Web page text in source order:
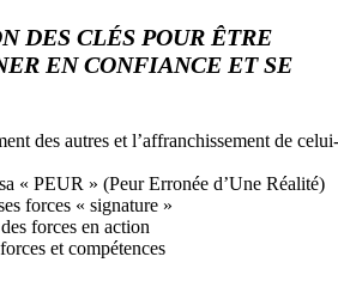
DES CLÉS POUR ÊTRE
EN CONFIANCE ET SE
des autres et l’affranchissement de celui-
« PEUR » (Peur Erronée d’Une Réalité)
forces « signature »
forces en action
et compétences